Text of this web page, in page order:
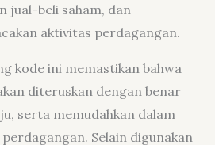
jual-beli saham, dan
aktivitas perdagangan.
kode ini memastikan bahwa
diteruskan dengan benar
serta memudahkan dalam
Selain digunakan